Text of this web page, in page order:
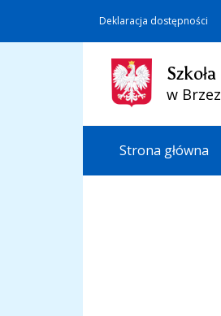
Deklaracja dostępności
w
Strona główna